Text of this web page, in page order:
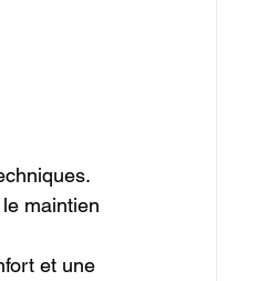
maintien
et une